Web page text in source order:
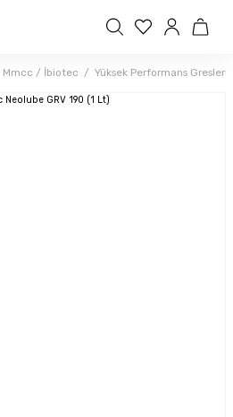
Mmcc / İbiotec Yüksek Performans Gresleri